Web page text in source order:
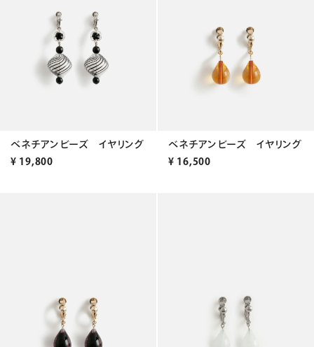
ベネチアンビーズ イヤリング
¥ 19,800
ベネチアンビーズ イヤリング
¥ 16,500